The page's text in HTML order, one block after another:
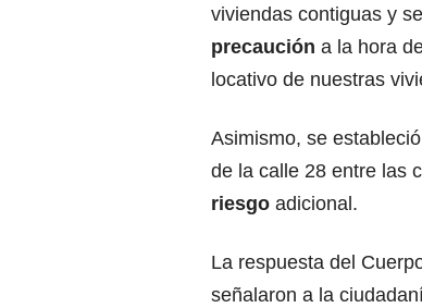
viviendas contiguas y
precaución a la hora
locativo de nuestras
Asimismo, se
de la calle 28 entre las
riesgo adicional.
La respuesta del
señalaron a la